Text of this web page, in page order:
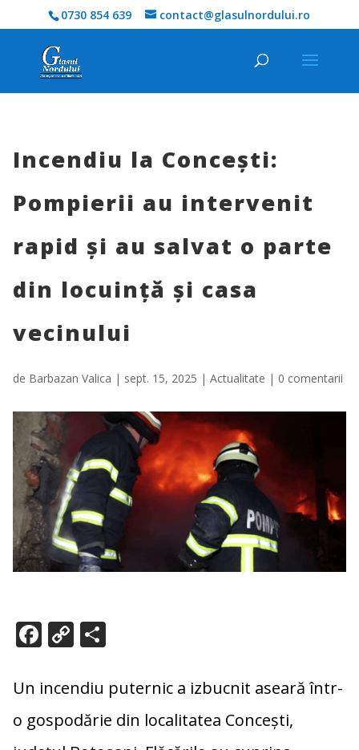
0730 854 639 contact@glasulnordului.ro
Incendiu la Concești:
Pompierii au intervenit
rapid și au salvat o parte
din locuință și casa
vecinului
de Barbazan Valica | sept. 15, 2025 | Actualitate | 0 comentarii
F
e
b
o
C
p
y
Li
P
ta
je
az
Un incendiu puternic a izbucnit aseară într-
o gospodărie din localitatea Concești,